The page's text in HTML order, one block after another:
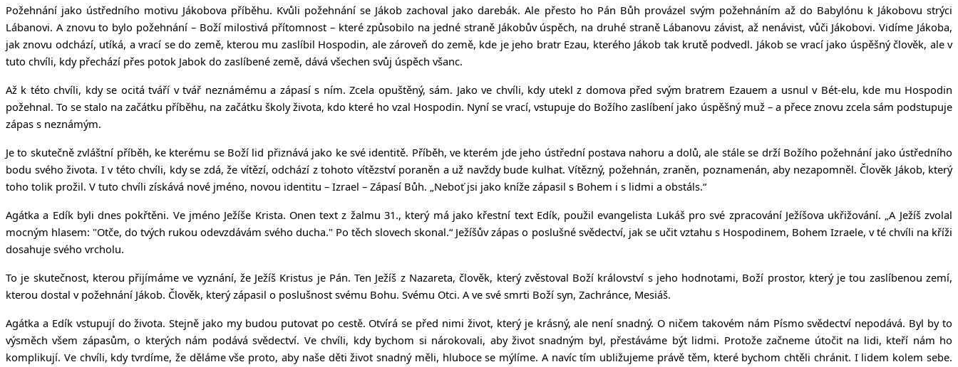
Požehnání jako ústředního motivu Jákobova příběhu. Kvůli požehnání se Jákob zachoval jako darebák. Ale přesto ho Pán Bůh provázel svým požehnáním až do Babylónu k Jákobovu strýci
Lábanovi. A znovu to bylo požehnání – Boží milostivá přítomnost – které způsobilo na jedné straně Jákobův úspěch, na druhé straně Lábanovu závist, až nenávist, vůči Jákobovi. Vidíme Jákoba,
jak znovu odchází, utíká, a vrací se do země, kterou mu zaslíbil Hospodin, ale zároveň do země, kde je jeho bratr Ezau, kterého Jákob tak krutě podvedl. Jákob se vrací jako úspěšný člověk, ale v
tuto chvíli, kdy přechází přes potok Jabok do zaslíbené země, dává všechen svůj úspěch všanc.
Až k této chvíli, kdy se ocitá tváří v tvář neznámému a zápasí s ním. Zcela opuštěný, sám. Jako ve chvíli, kdy utekl z domova před svým bratrem Ezauem a usnul v Bét-elu, kde mu Hospodin
požehnal. To se stalo na začátku příběhu, na začátku školy života, kdo které ho vzal Hospodin. Nyní se vrací, vstupuje do Božího zaslíbení jako úspěšný muž – a přece znovu zcela sám podstupuje
zápas s neznámým.
Je to skutečně zvláštní příběh, ke kterému se Boží lid přiznává jako ke své identitě. Příběh, ve kterém jde jeho ústřední postava nahoru a dolů, ale stále se drží Božího požehnání jako ústředního
bodu svého života. I v této chvíli, kdy se zdá, že vítězí, odchází z tohoto vítězství poraněn a už navždy bude kulhat. Vítězný, požehnán, zraněn, poznamenán, aby nezapomněl. Člověk Jákob, který
toho tolik prožil. V tuto chvíli získává nové jméno, novou identitu – Izrael – Zápasí Bůh. „Neboť jsi jako kníže zápasil s Bohem i s lidmi a obstáls.“
Agátka a Edík byli dnes pokřtěni. Ve jméno Ježíše Krista. Onen text z žalmu 31., který má jako křestní text Edík, použil evangelista Lukáš pro své zpracování Ježíšova ukřižování. „A Ježíš zvolal
mocným hlasem: "Otče, do tvých rukou odevzdávám svého ducha." Po těch slovech skonal.“ Ježíšův zápas o poslušné svědectví, jak se učit vztahu s Hospodinem, Bohem Izraele, v té chvíli na kříži
dosahuje svého vrcholu.
To je skutečnost, kterou přijímáme ve vyznání, že Ježíš Kristus je Pán. Ten Ježíš z Nazareta, člověk, který zvěstoval Boží království s jeho hodnotami, Boží prostor, který je tou zaslíbenou zemí,
kterou dostal v požehnání Jákob. Člověk, který zápasil o poslušnost svému Bohu. Svému Otci. A ve své smrti Boží syn, Zachránce, Mesiáš.
Agátka a Edík vstupují do života. Stejně jako my budou putovat po cestě. Otvírá se před nimi život, který je krásný, ale není snadný. O ničem takovém nám Písmo svědectví nepodává. Byl by to
výsměch všem zápasům, o kterých nám podává svědectví. Ve chvíli, kdy bychom si nárokovali, aby život snadným byl, přestáváme být lidmi. Protože začneme útočit na lidi, kteří nám ho
komplikují. Ve chvíli, kdy tvrdíme, že děláme vše proto, aby naše děti život snadný měli, hluboce se mýlíme. A navíc tím ubližujeme právě těm, které bychom chtěli chránit. I lidem kolem sebe.